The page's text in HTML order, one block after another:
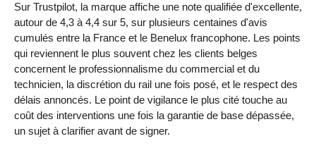
Sur Trustpilot, la marque affiche une note qualifiée d'excellente,
autour de 4,3 à 4,4 sur 5, sur plusieurs centaines d'avis
cumulés entre la France et le Benelux francophone. Les points
qui reviennent le plus souvent chez les clients belges
concernent le professionnalisme du commercial et du
technicien, la discrétion du rail une fois posé, et le respect des
délais annoncés. Le point de vigilance le plus cité touche au
coût des interventions une fois la garantie de base dépassée,
un sujet à clarifier avant de signer.